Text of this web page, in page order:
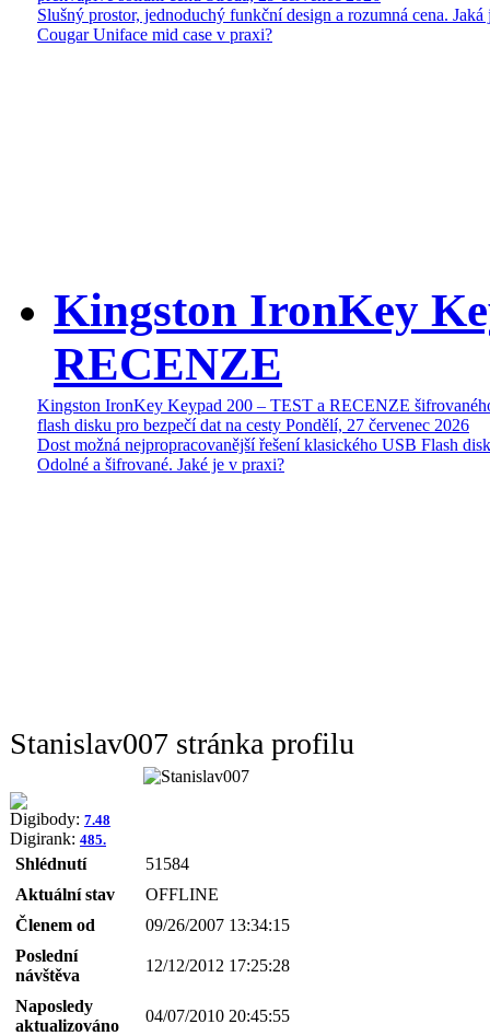
Slušný prostor, jednoduchý funkční design a rozumná cena. Jaká
Cougar Uniface mid case v praxi?
Kingston IronKey
RECENZE
Kingston IronKey Keypad 200 – TEST a RECENZE
flash disku pro bezpečí dat na cesty Pondělí, 27 červenec 2026
Dost možná nejpropracovanější řešení klasického USB Flash
Odolné a šifrované. Jaké je v praxi?
Stanislav007 stránka profilu
Digibody: 7.48
Digirank: 485.
Shlédnutí
51584
Aktuální stav
OFFLINE
Členem od
09/26/2007 13:34:15
Poslední
návštěva
12/12/2012 17:25:28
Naposledy
aktualizováno
04/07/2010 20:45:55